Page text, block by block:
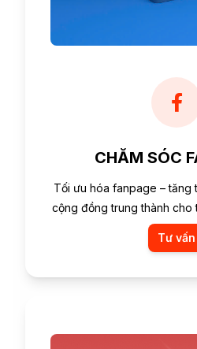
CHĂM SÓC
Tối ưu hóa fanpage – tăng
cộng đồng trung thành cho
Tư vấn